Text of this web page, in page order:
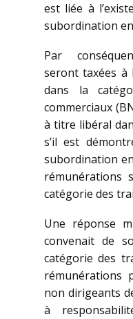
est liée à
subordination
Par
seront taxées à
dans la
commerciaux
à titre libéral
s’il est
subordination
rémunérations
catégorie des
Une réponse
convenait de
catégorie des
rémunérations
non dirigeants
à